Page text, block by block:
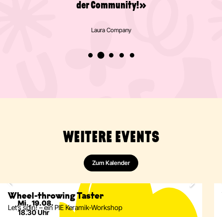
der Community!»
Laura Company
WEITERE EVENTS
Zum Kalender
Mi., 19.08.
18.30 Uhr
Gefässe Geschirr Nur noch 2 Plätze
Wheel-throwing Taster
Let’s spin! – ein PIE Keramik-Workshop
Eventdetails